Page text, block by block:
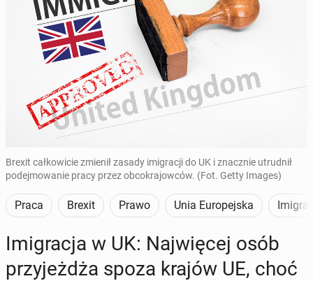
Brexit całkowicie zmienił zasady imigracji do UK i znacznie utrudnił
podejmowanie pracy przez obcokrajowców. (Fot. Getty Images)
Praca Brexit Prawo Unia Europejska
Imi­gra­cja w UK: Naj­wię­cej osób
przy­jeż­dża spoza krajów UE, choć